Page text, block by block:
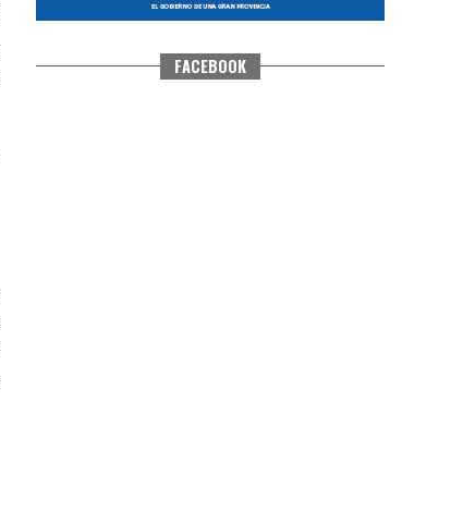
FACEBOOK